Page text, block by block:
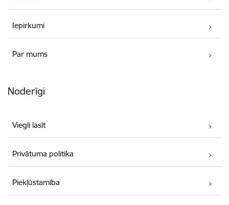
Iepirkumi
Par mums
Noderīgi
Viegli lasīt
Privātuma politika
Piekļūstamība